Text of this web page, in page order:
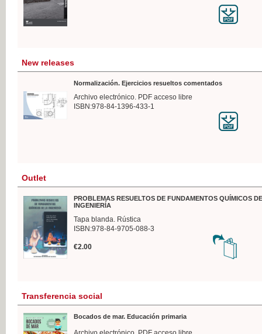
New releases
Normalización. Ejercicios resueltos comentados
Archivo electrónico. PDF acceso libre
ISBN:978-84-1396-433-1
Outlet
PROBLEMAS RESUELTOS DE FUNDAMENTOS QUÍMICOS
INGENIERÍA
Tapa blanda. Rústica
ISBN:978-84-9705-088-3
€2.00
Transferencia social
Bocados de mar. Educación primaria